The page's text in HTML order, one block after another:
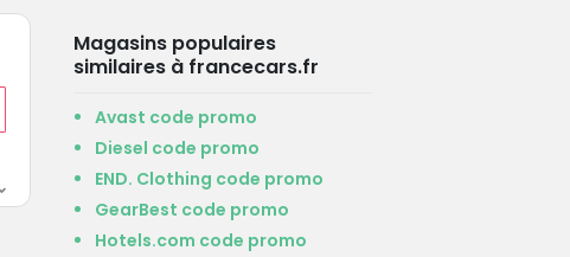
Magasins populaires
similaires à francecars.fr
Avast code promo
Diesel code promo
END. Clothing code promo
GearBest code promo
Hotels.com code promo